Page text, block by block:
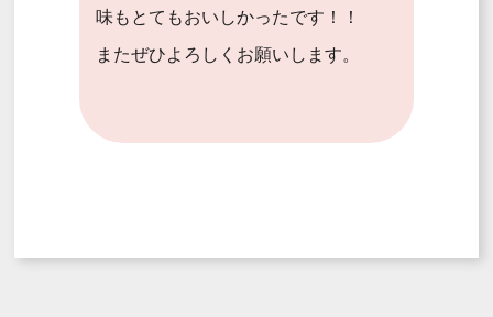
味もとてもおいしかったです！！
またぜひよろしくお願いします。